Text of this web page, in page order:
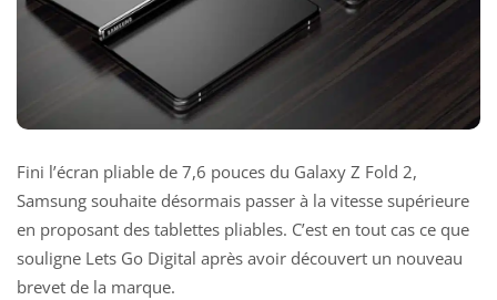
Fini l’écran pliable de 7,6 pouces du Galaxy Z Fold 2,
Samsung souhaite désormais passer à la vitesse supérieure
en proposant des tablettes pliables. C’est en tout cas ce que
souligne Lets Go Digital après avoir découvert un nouveau
brevet de la marque.